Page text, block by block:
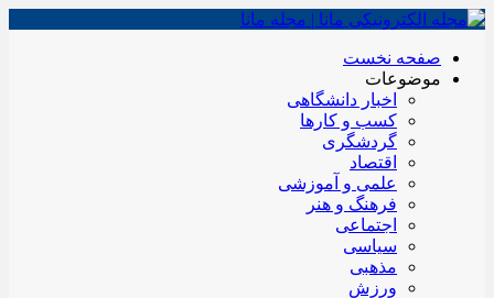
صفحه نخست
موضوعات
اخبار دانشگاهی
کسب و کارها
گردشگری
اقتصاد
علمی و آموزشی
فرهنگ و هنر
اجتماعی
سیاسی
مذهبی
ورزش